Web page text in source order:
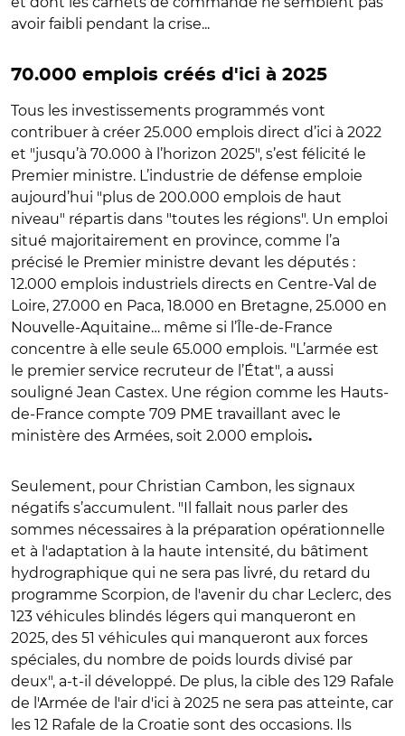
avoir faibli pendant la crise...
70.000 emplois créés d'ici à 2025
Tous les investissements programmés vont
contribuer à créer 25.000 emplois direct d’ici à 2022
et "jusqu’à 70.000 à l’horizon 2025", s’est félicité le
Premier ministre. L’industrie de défense emploie
aujourd’hui "plus de 200.000 emplois de haut
niveau" répartis dans "toutes les régions". Un emploi
situé majoritairement en province, comme l’a
précisé le Premier ministre devant les députés :
12.000 emplois industriels directs en Centre-Val de
Loire, 27.000 en Paca, 18.000 en Bretagne, 25.000 en
Nouvelle-Aquitaine… même si l’Île-de-France
concentre à elle seule 65.000 emplois. "L’armée est
le premier service recruteur de l’État", a aussi
souligné Jean Castex. Une région comme les Hauts-
de-France compte 709 PME travaillant avec le
ministère des Armées, soit 2.000 emplois.
Seulement, pour Christian Cambon, les signaux
négatifs s’accumulent. "Il fallait nous parler des
sommes nécessaires à la préparation opérationnelle
et à l'adaptation à la haute intensité, du bâtiment
hydrographique qui ne sera pas livré, du retard du
programme Scorpion, de l'avenir du char Leclerc, des
123 véhicules blindés légers qui manqueront en
2025, des 51 véhicules qui manqueront aux forces
spéciales, du nombre de poids lourds divisé par
deux", a-t-il développé. De plus, la cible des 129 Rafale
de l'Armée de l'air d'ici à 2025 ne sera pas atteinte, car
les 12 Rafale de la Croatie sont des occasions. Ils